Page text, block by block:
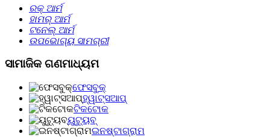
ରକ୍ ଆର୍ମ
ହାମର୍ ଆର୍ମ
ଟନେଲ୍‌ ଆର୍ମ
ଉପଭୋଗ୍ୟ ସାମଗ୍ରୀ
ସାମାଜିକ ଗଣମାଧ୍ୟମ
ଫେସବୁକ୍
ହ୍ୱାଟ୍ସଆପ୍
ଟିକଟୋକ
ୟୁଟ୍ୟୁବ୍
ଇନଷ୍ଟାଗ୍ରାମ